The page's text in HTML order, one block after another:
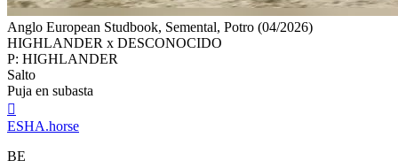
Anglo European Studbook, Semental, Potro (04/2026)
HIGHLANDER x DESCONOCIDO
P: HIGHLANDER
Salto
Puja en subasta

ESHA.horse
BE